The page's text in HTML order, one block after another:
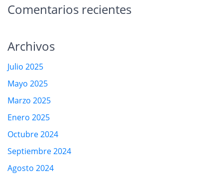
Comentarios recientes
Archivos
Julio 2025
Mayo 2025
Marzo 2025
Enero 2025
Octubre 2024
Septiembre 2024
Agosto 2024